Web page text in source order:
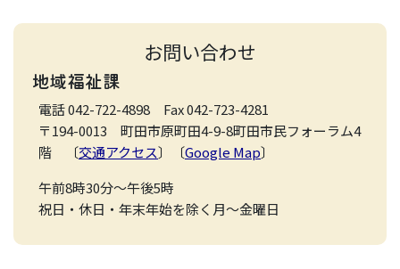
４，３２０，３４８円
お問い合わせ
地域福祉課
電話 042-722-4898 Fax 042-723-4281
〒194-0013 町田市原町田4-9-8町田市民フォーラム4
階 〔交通アクセス〕〔Google Map〕
午前8時30分～午後5時
祝日・休日・年末年始を除く月～金曜日